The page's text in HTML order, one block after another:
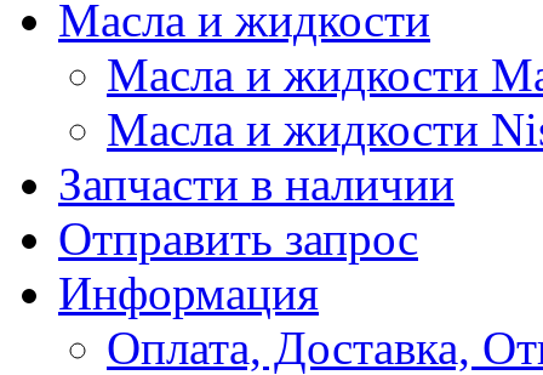
Масла и жидкости
Масла и жидкости
Масла и жидкости
Запчасти в наличии
Отправить запрос
Информация
Оплата, Доставка,